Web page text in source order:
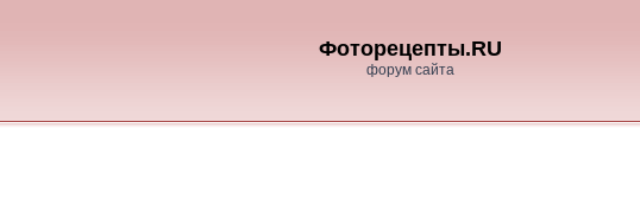
Фоторецепты.RU
форум сайта